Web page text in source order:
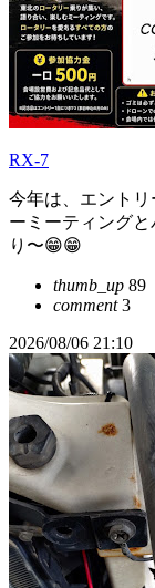
RX-7
今年は、エント
ーミーティング
り〜😁😁
thumb_up 89
comment3
2026/08/06 21:10